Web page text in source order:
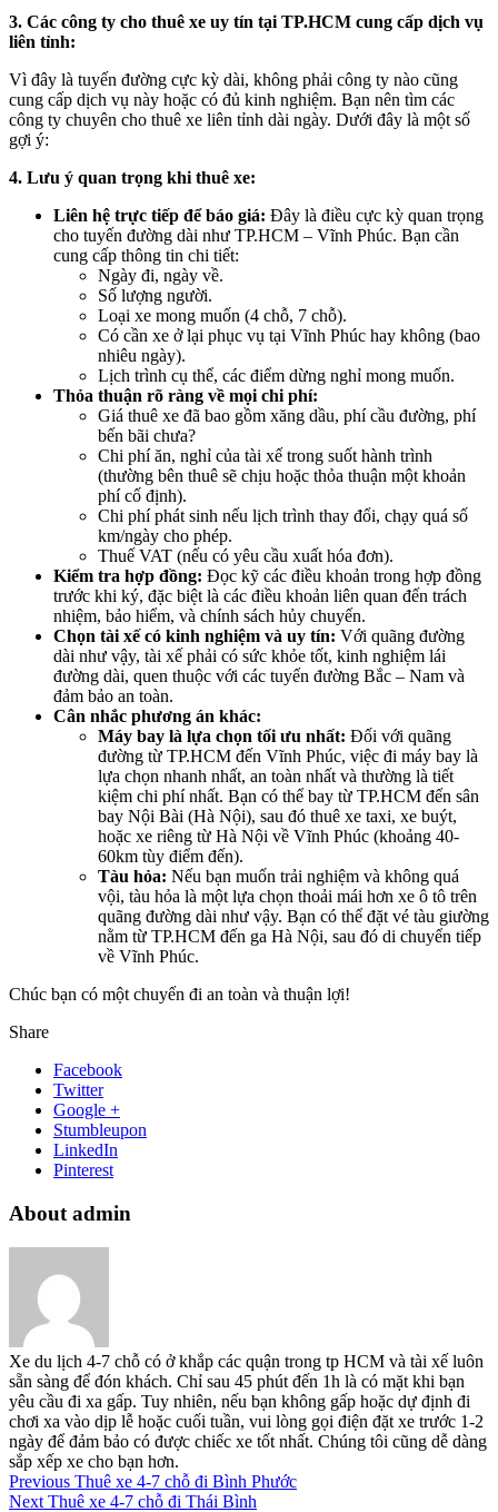
3. Các công ty cho thuê xe uy tín tại TP.HCM cung cấp dịch vụ
liên tỉnh:
Vì đây là tuyến đường cực kỳ dài, không phải công ty nào cũng
cung cấp dịch vụ này hoặc có đủ kinh nghiệm. Bạn nên tìm các
công ty chuyên cho thuê xe liên tỉnh dài ngày. Dưới đây là một số
gợi ý:
4. Lưu ý quan trọng khi thuê xe:
Liên hệ trực tiếp để báo giá: Đây là điều cực kỳ quan trọng
cho tuyến đường dài như TP.HCM – Vĩnh Phúc. Bạn cần
cung cấp thông tin chi tiết:
Ngày đi, ngày về.
Số lượng người.
Loại xe mong muốn (4 chỗ, 7 chỗ).
Có cần xe ở lại phục vụ tại Vĩnh Phúc hay không (bao
nhiêu ngày).
Lịch trình cụ thể, các điểm dừng nghỉ mong muốn.
Thỏa thuận rõ ràng về mọi chi phí:
Giá thuê xe đã bao gồm xăng dầu, phí cầu đường, phí
bến bãi chưa?
Chi phí ăn, nghỉ của tài xế trong suốt hành trình
(thường bên thuê sẽ chịu hoặc thỏa thuận một khoản
phí cố định).
Chi phí phát sinh nếu lịch trình thay đổi, chạy quá số
km/ngày cho phép.
Thuế VAT (nếu có yêu cầu xuất hóa đơn).
Kiểm tra hợp đồng: Đọc kỹ các điều khoản trong hợp đồng
trước khi ký, đặc biệt là các điều khoản liên quan đến trách
nhiệm, bảo hiểm, và chính sách hủy chuyến.
Chọn tài xế có kinh nghiệm và uy tín: Với quãng đường
dài như vậy, tài xế phải có sức khỏe tốt, kinh nghiệm lái
đường dài, quen thuộc với các tuyến đường Bắc – Nam và
đảm bảo an toàn.
Cân nhắc phương án khác:
Máy bay là lựa chọn tối ưu nhất: Đối với quãng
đường từ TP.HCM đến Vĩnh Phúc, việc đi máy bay là
lựa chọn nhanh nhất, an toàn nhất và thường là tiết
kiệm chi phí nhất. Bạn có thể bay từ TP.HCM đến sân
bay Nội Bài (Hà Nội), sau đó thuê xe taxi, xe buýt,
hoặc xe riêng từ Hà Nội về Vĩnh Phúc (khoảng 40-
60km tùy điểm đến).
Tàu hỏa: Nếu bạn muốn trải nghiệm và không quá
vội, tàu hỏa là một lựa chọn thoải mái hơn xe ô tô trên
quãng đường dài như vậy. Bạn có thể đặt vé tàu giường
nằm từ TP.HCM đến ga Hà Nội, sau đó di chuyển tiếp
về Vĩnh Phúc.
Chúc bạn có một chuyến đi an toàn và thuận lợi!
Share
Facebook
Twitter
Google +
Stumbleupon
LinkedIn
Pinterest
About admin
Xe du lịch 4-7 chỗ có ở khắp các quận trong tp HCM và tài xế luôn
sẵn sàng để đón khách. Chỉ sau 45 phút đến 1h là có mặt khi bạn
yêu cầu đi xa gấp. Tuy nhiên, nếu bạn không gấp hoặc dự định đi
chơi xa vào dịp lễ hoặc cuối tuần, vui lòng gọi điện đặt xe trước 1-2
ngày để đảm bảo có được chiếc xe tốt nhất. Chúng tôi cũng dễ dàng
sắp xếp xe cho bạn hơn.
Previous Thuê xe 4-7 chỗ đi Bình Phước
Next Thuê xe 4-7 chỗ đi Thái Bình